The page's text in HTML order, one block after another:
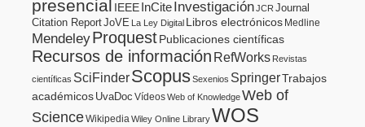
presencial IEEE InCiteInvestigaciónJCR Journal
Citation ReportJoVE La Ley Digital Libros electrónicos Medline
MendeleyProquestPublicaciones científicas
Recursos de información RefWorks Revistas
científicas SciFinderScopusSexenios SpringerTrabajos
académicos UvaDoc VídeosWeb of KnowledgeWeb of
ScienceWikipedia Wiley Online LibraryWOS